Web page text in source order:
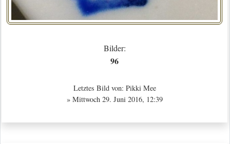
Bilder:
96
Letztes Bild von: Pikki Mee
» Mittwoch 29. Juni 2016, 12:39